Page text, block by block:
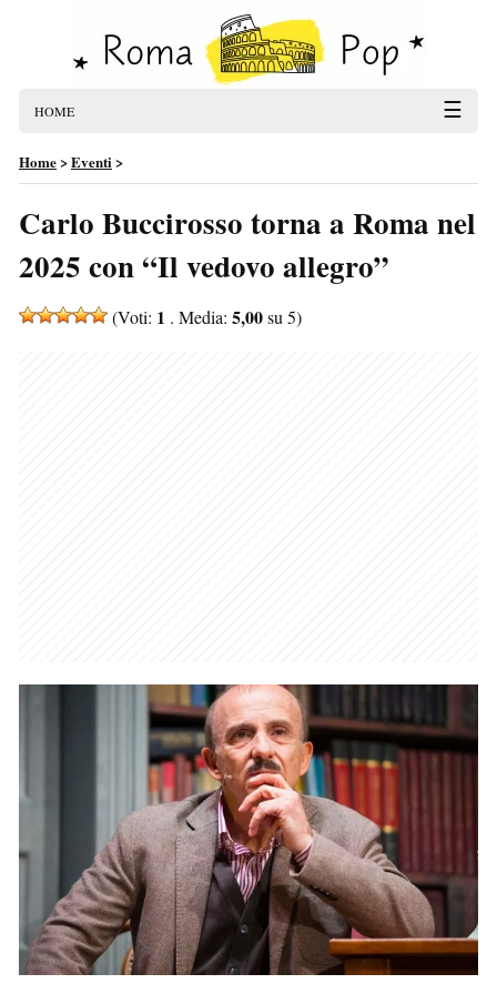
HOME ☰
Home>Eventi>
Carlo Buccirosso torna a Roma nel
2025 con “Il vedovo allegro”
(Voti: 1 . Media: 5,00su 5)